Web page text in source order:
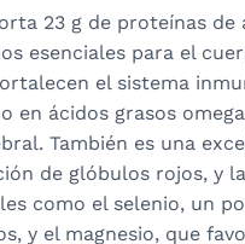
23 g de proteínas de
esenciales para el
el sistema
ácidos grasos
También es una
de glóbulos rojos, y
como el selenio, un
y el magnesio, que